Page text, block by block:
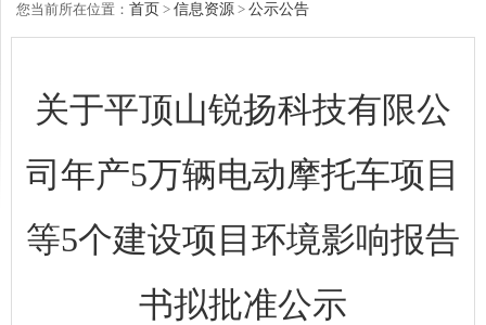
您当前所在位置： 首页 > 信息资源 > 公示公告
关于平顶山锐扬科技有限公
司年产5万辆电动摩托车项目
等5个建设项目环境影响报告
书拟批准公示